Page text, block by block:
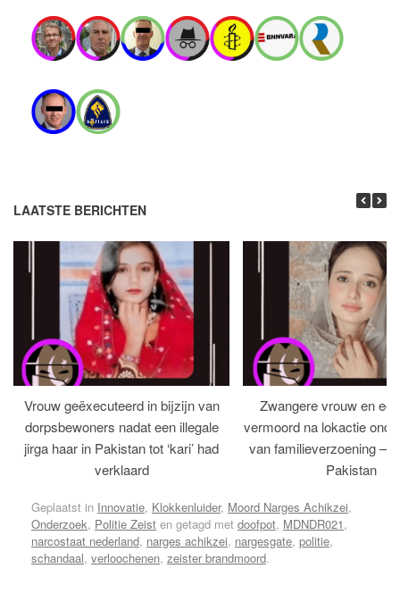
LAATSTE BERICHTEN
Vrouw geëxecuteerd in bijzijn van
dorpsbewoners nadat een illegale
jirga haar in Pakistan tot ‘kari’ had
verklaard
Zwangere vrouw en
vermoord na lokactie
van familieverzoening –
Pakistan
Geplaatst in Innovatie, Klokkenluider, Moord Narges Achikzei,
Onderzoek, Politie Zeist en getagd met doofpot, MDNDR021,
narcostaat nederland, narges achikzei, nargesgate, politie,
schandaal, verloochenen, zeister brandmoord.